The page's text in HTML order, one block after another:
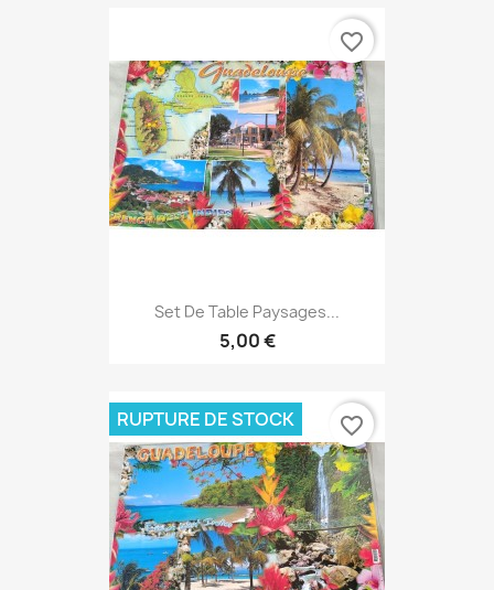
Set De Table Paysages...
5,00 €
favorite_border
RUPTURE DE STOCK favorite_border